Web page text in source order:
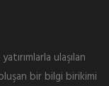
ulaşılan
bir bilgi birikimi